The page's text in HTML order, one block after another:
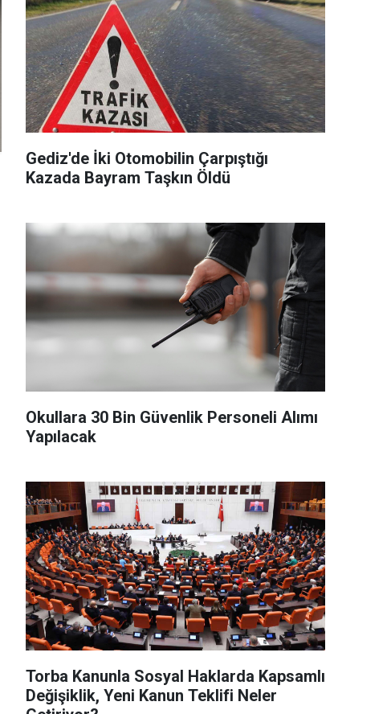
Gediz'de İki Otomobilin Çarpıştığı
Kazada Bayram Taşkın Öldü
Okullara 30 Bin Güvenlik Personeli Alımı
Yapılacak
Torba Kanunla Sosyal Haklarda Kapsamlı
Değişiklik, Yeni Kanun Teklifi Neler